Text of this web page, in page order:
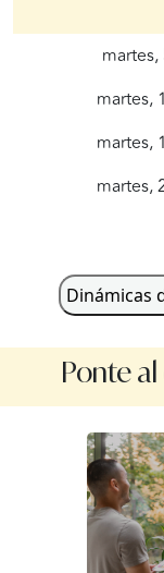
martes,
martes,
martes,
Dinámicas
Ponte al